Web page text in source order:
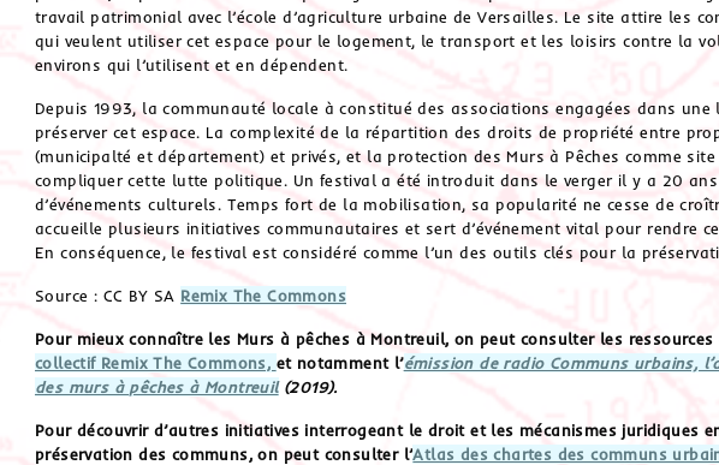
travail patrimonial avec l’école d’agriculture urbaine de Versailles. Le site attire les
qui veulent utiliser cet espace pour le logement, le transport et les loisirs contre la
environs qui l’utilisent et en dépendent.
Depuis 1993, la communauté locale à constitué des associations engagées dans
préserver cet espace. La complexité de la répartition des droits de propriété entre
(municipalté et département) et privés, et la protection des Murs à Pêches comme
compliquer cette lutte politique. Un festival a été introduit dans le verger il y a 20
d’événements culturels. Temps fort de la mobilisation, sa popularité ne cesse de
accueille plusieurs initiatives communautaires et sert d’événement vital pour rendre
En conséquence, le festival est considéré comme l’un des outils clés pour la
Source : CC BY SA Remix The Commons
Pour mieux connaître les Murs à pêches à Montreuil, on peut consulter les
collectif Remix The Commons, et notamment l’émission de radio Communs urbains,
des murs à pêches à Montreuil(2019).
Pour découvrir d’autres initiatives interrogeant le droit et les mécanismes juridiques
préservation des communs, on peut consulter l’Atlas des chartes des communs